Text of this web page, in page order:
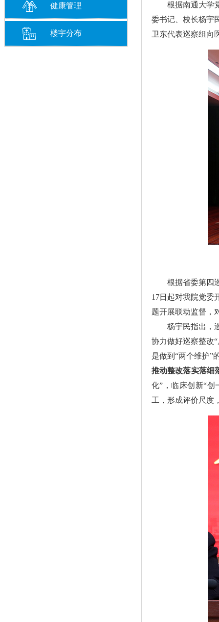
健康管理
楼宇分布
根据南通大学党
委书记、校长杨宇
卫东代表巡察组向
根据省委第四
17日起对我院党委
题开展联动监督，
杨宇民指出，
协力做好巡察整改
是做到“两个维护”
推动整改落实落细
化”，临床创新“创
工，形成评价尺度